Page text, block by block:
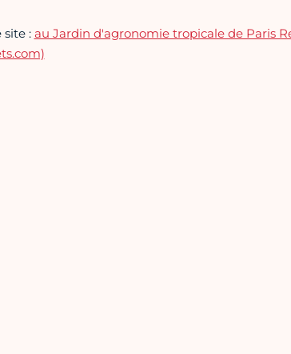
: au Jardin d'agronomie tropicale de Paris